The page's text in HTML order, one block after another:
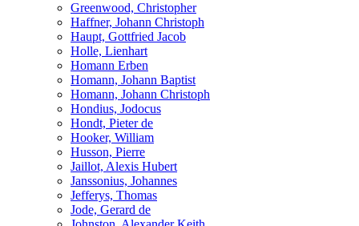
Greenwood, Christopher
Haffner, Johann Christoph
Haupt, Gottfried Jacob
Holle, Lienhart
Homann Erben
Homann, Johann Baptist
Homann, Johann Christoph
Hondius, Jodocus
Hondt, Pieter de
Hooker, William
Husson, Pierre
Jaillot, Alexis Hubert
Janssonius, Johannes
Jefferys, Thomas
Jode, Gerard de